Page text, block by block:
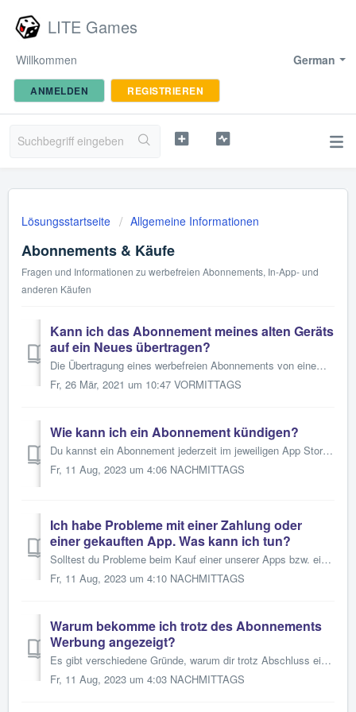
LITE Games
German
Willkommen
ANMELDEN REGISTRIEREN
Lösungsstartseite Allgemeine Informationen
Abonnements & Käufe
Fragen und Informationen zu werbefreien Abonnements, In-App- und
anderen Käufen
Kann ich das Abonnement meines alten Geräts
auf ein Neues übertragen?
Die Übertragung eines werbefreien Abonnements von einem Gerät auf ein anderes ist unter folgenden Umständen möglich: 1. Es handelt sich um dieselbe App/...
Fr, 26 Mär, 2021 um 10:47 VORMITTAGS
Wie kann ich ein Abonnement kündigen?
Du kannst ein Abonnement jederzeit im jeweiligen App Store deines Geräts abbestellen. Wenn du ein Abo kündigst, hast du in der Regel noch bis zu Ablauf des ...
Fr, 11 Aug, 2023 um 4:06 NACHMITTAGS
Ich habe Probleme mit einer Zahlung oder
einer gekauften App. Was kann ich tun?
Solltest du Probleme beim Kauf einer unserer Apps bzw. eines In-App Produkts haben oder lässt sich ein gekaufter Artikel nicht erneut herunterladen, kontakt...
Fr, 11 Aug, 2023 um 4:10 NACHMITTAGS
Warum bekomme ich trotz des Abonnements
Werbung angezeigt?
Es gibt verschiedene Gründe, warum dir trotz Abschluss eines Abonnements Werbung angezeigt wird. Bitte beachte hierzu, dass sämtliche Käufe und Abonnements ...
Fr, 11 Aug, 2023 um 4:03 NACHMITTAGS